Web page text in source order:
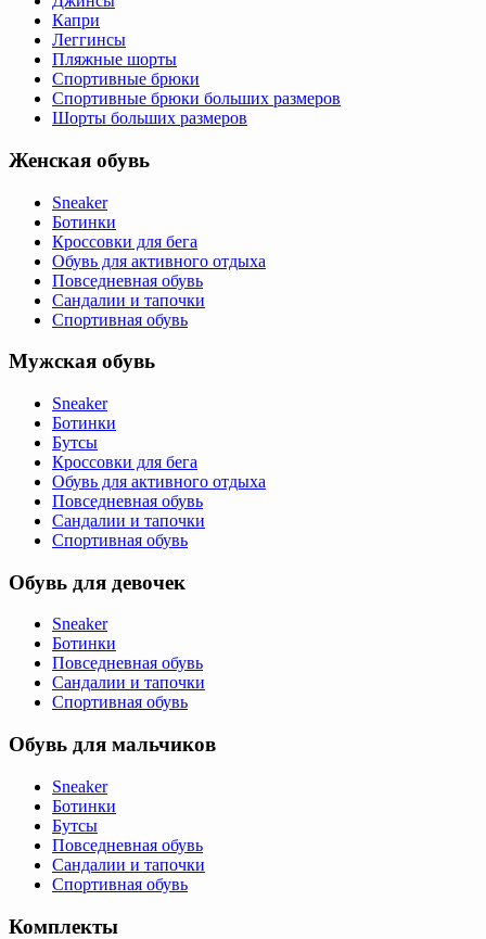
Капри
Леггинсы
Пляжные шорты
Спортивные брюки
Спортивные брюки больших размеров
Шорты больших размеров
Женская обувь
Sneaker
Ботинки
Кроссовки для бега
Обувь для активного отдыха
Повседневная обувь
Сандалии и тапочки
Спортивная обувь
Мужская обувь
Sneaker
Ботинки
Бутсы
Кроссовки для бега
Обувь для активного отдыха
Повседневная обувь
Сандалии и тапочки
Спортивная обувь
Обувь для девочек
Sneaker
Ботинки
Повседневная обувь
Сандалии и тапочки
Спортивная обувь
Обувь для мальчиков
Sneaker
Ботинки
Бутсы
Повседневная обувь
Сандалии и тапочки
Спортивная обувь
Комплекты